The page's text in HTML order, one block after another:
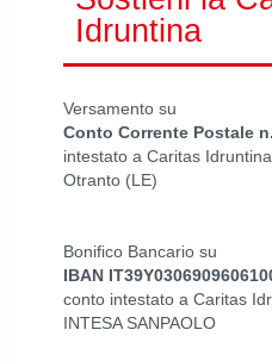
Idruntina
Versamento su
Conto Corrente Postale
intestato a Caritas
Otranto (LE)
Bonifico Bancario su
IBAN
conto intestato a Caritas
INTESA SANPAOLO